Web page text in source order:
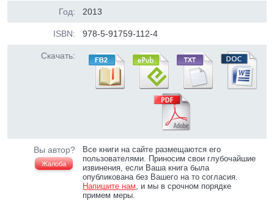
Год: 2013
ISBN: 978-5-91759-112-4
Скачать:
Вы автор?
Жалоба
Все книги на сайте размещаются его
пользователями. Приносим свои глубочайшие
извинения, если Ваша книга была
опубликована без Вашего на то согласия.
Напишите нам, и мы в срочном порядке
примем меры.